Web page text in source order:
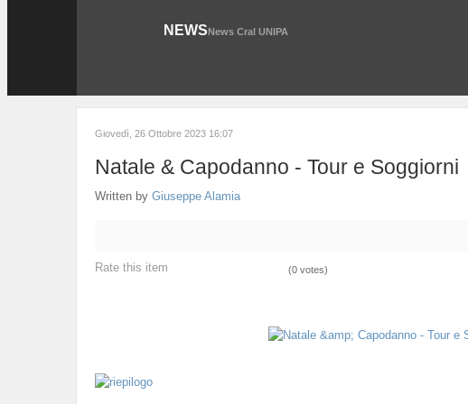
NEWSNews Cral UNIPA
Giovedì, 26 Ottobre 2023 16:07
Natale & Capodanno - Tour e Soggiorni
Written by Giuseppe Alamia
Rate this item (0 votes)